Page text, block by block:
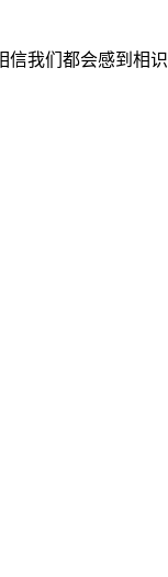
信我们都会感到相